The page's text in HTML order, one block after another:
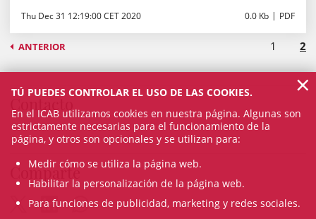
Thu Dec 31 12:19:00 CET 2020 0.0 Kb PDF
ANTERIOR 1 2
Comparte
TÚ PUEDES CONTROLAR EL USO DE LAS COOKIES.
En el ICAB utilizamos cookies en nuestra página. Algunas son
estrictamente necesarias para el funcionamiento de la
página, y otros son opcionales y se utilizan para:
Medir cómo se utiliza la página web.
Habilitar la personalización de la página web.
Para funciones de publicidad, marketing y redes sociales.
×